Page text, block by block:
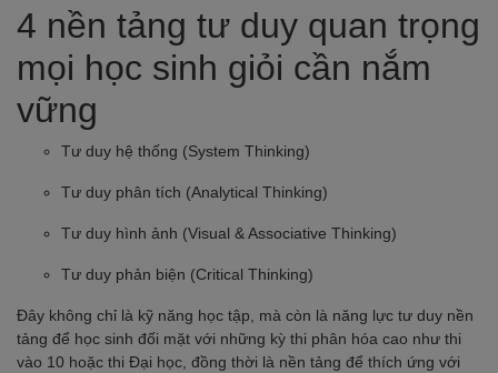
4 nền tảng tư duy quan trọng
mọi học sinh giỏi cần nắm
vững
Tư duy hệ thống (System Thinking)
Tư duy phân tích (Analytical Thinking)
Tư duy hình ảnh (Visual & Associative Thinking)
Tư duy phản biện (Critical Thinking)
Đây không chỉ là kỹ năng học tập, mà còn là năng lực tư duy nền
tảng để học sinh đối mặt với những kỳ thi phân hóa cao như thi
vào 10 hoặc thi Đại học, đồng thời là nền tảng để thích ứng với